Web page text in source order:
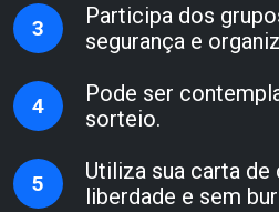
3
Participa dos
segurança e
4
Pode ser
sorteio.
5
Utiliza sua carta
liberdade e sem